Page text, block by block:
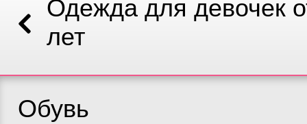
Одежда для девочек
лет
Обувь